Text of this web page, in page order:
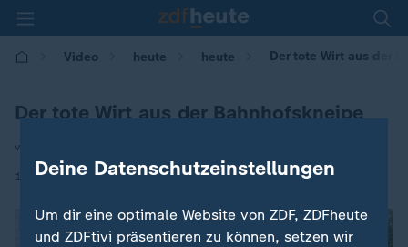
Video heute heute Der tote Wirt aus der
Der tote Wirt aus der Bahnhofskneipe
von Ralf Döbele
14.11.2020 | 06:00
Deine Datenschutzeinstellungen
Um dir eine optimale Website von ZDF, ZDFheute
und ZDFtivi präsentieren zu können, setzen wir